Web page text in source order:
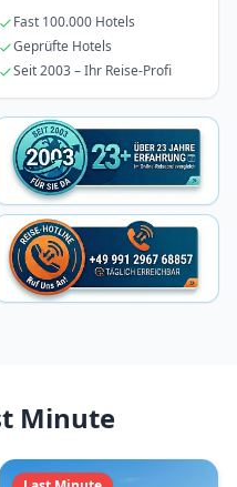
Fast 100.000 Hotels
Geprüfte Hotels
Seit 2003 – Ihr Reise-Profi
Minute